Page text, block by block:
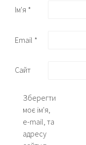
Ім'я *
Email *
Сайт
Зберегти
моє ім'я,
e-mail, та
адресу